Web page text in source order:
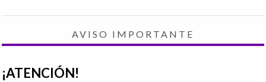
AVISO IMPORTANTE
¡ATENCIÓN!